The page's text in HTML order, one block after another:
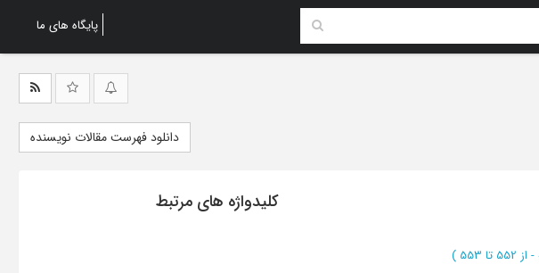
پایگاه های ما
دانلود فهرست مقالات نویسنده
از 552 تا 553 )
کلیدواژه های مرتبط